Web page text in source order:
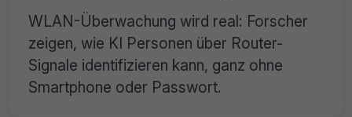
WLAN-Überwachung wird real: Forscher
zeigen, wie KI Personen über Router-
Signale identifizieren kann, ganz ohne
Smartphone oder Passwort.